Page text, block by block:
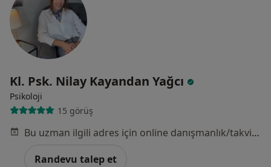
Kl. Psk. Nilay Kayandan Yağcı
Psikoloji
15 görüş
Bu uzman ilgili adres için online danışmanlık/takvim sunmuyor.
Randevu talep et